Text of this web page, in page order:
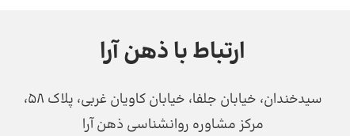
ارتباط با ذهن آرا
سیدخندان، خیابان جلفا، خیابان کاویان غربی، پلاک 58،
مرکز مشاوره روانشناسی ذهن آرا